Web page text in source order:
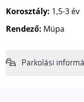
Korosztály: 1,5-3 év
Rendező: Müpa
Parkolási